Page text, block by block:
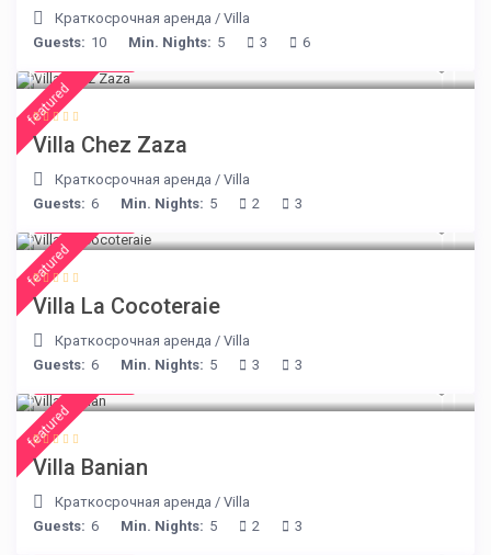
Краткосрочная аренда /Villa
Guests: 10 Min. Nights: 5 3 6
featured
Villa Chez Zaza
Краткосрочная аренда /Villa
Guests: 6 Min. Nights: 5 2 3
featured
Villa La Cocoteraie
Краткосрочная аренда /Villa
Guests: 6 Min. Nights: 5 3 3
featured
Villa Banian
Краткосрочная аренда /Villa
Guests: 6 Min. Nights: 5 2 3